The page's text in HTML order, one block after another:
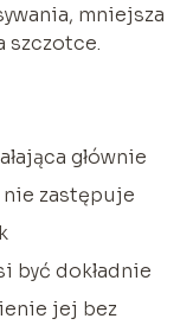
mniejsza
szczotce.
głównie
nie zastępuje
być dokładnie
jej bez